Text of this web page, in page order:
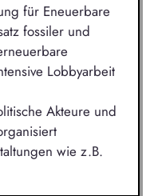
für Eneuerbare
fossiler und
Lobbyarbeit
Akteure und
wie z.B.